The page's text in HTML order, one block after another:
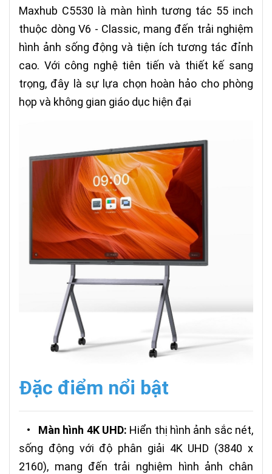
Maxhub C5530 là màn hình tương tác 55 inch
thuộc dòng V6 - Classic, mang đến trải nghiệm
hình ảnh sống động và tiện ích tương tác đỉnh
cao. Với công nghệ tiên tiến và thiết kế sang
trọng, đây là sự lựa chọn hoàn hảo cho phòng
họp và không gian giáo dục hiện đại
Đặc điểm nổi bật
• Màn hình 4K UHD: Hiển thị hình ảnh sắc nét,
sống động với độ phân giải 4K UHD (3840 x
2160), mang đến trải nghiệm hình ảnh chân